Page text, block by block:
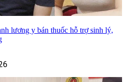
lương y bán thuốc hỗ trợ sinh lý,